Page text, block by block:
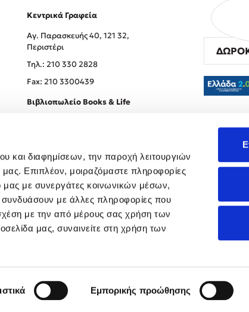
και διαφημίσεων, την παροχή λειτουργιών
Επιπλέον, μοιραζόμαστε πληροφορίες
μας με συνεργάτες κοινωνικών μέσων,
συνδυάσουν με άλλες πληροφορίες που
με την από μέρους σας χρήση των
μας, συναινείτε στη χρήση των
Εμπορικής προώθησης
Κεντρικά Γραφεία
Αγ. Παρασκευής 40, 121 32,
Περιστέρι
Tηλ.: 210 330 2828
Fax: 210 3300439
Βιβλιοπωλείο Books & Life
by Powered by